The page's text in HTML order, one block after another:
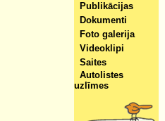
Publikācijas
Dokumenti
Foto galerija
Videoklipi
Saites
Autolistes
uzlīmes